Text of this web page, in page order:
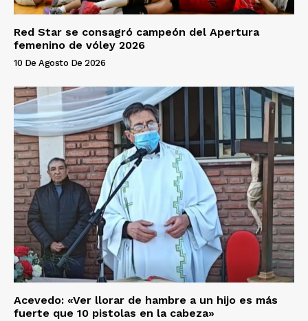
Red Star se consagró campeón del Apertura
femenino de vóley 2026
10 De Agosto De 2026
Acevedo: «Ver llorar de hambre a un hijo es más
fuerte que 10 pistolas en la cabeza»